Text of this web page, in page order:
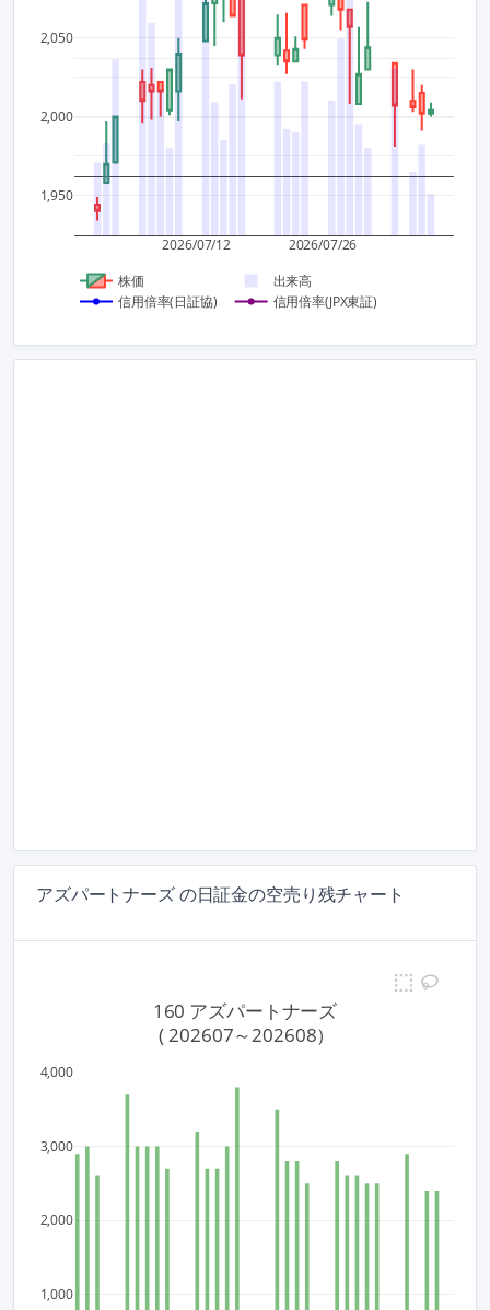
2026/07/12 2026/07/26
1,950
2,000
2,050
株価
出来高
信用倍率(日証協)
信用倍率(JPX東証)
アズパートナーズ の日証金の空売り残チャート
1,000
2,000
3,000
4,000
160 アズパートナーズ
( 202607～202608）